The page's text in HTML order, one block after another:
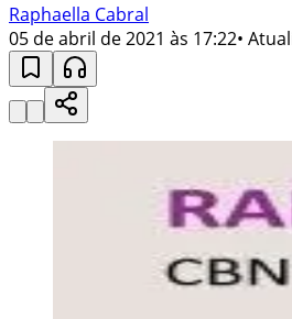
Raphaella Cabral
05 de abril de 2021 às 17:22•